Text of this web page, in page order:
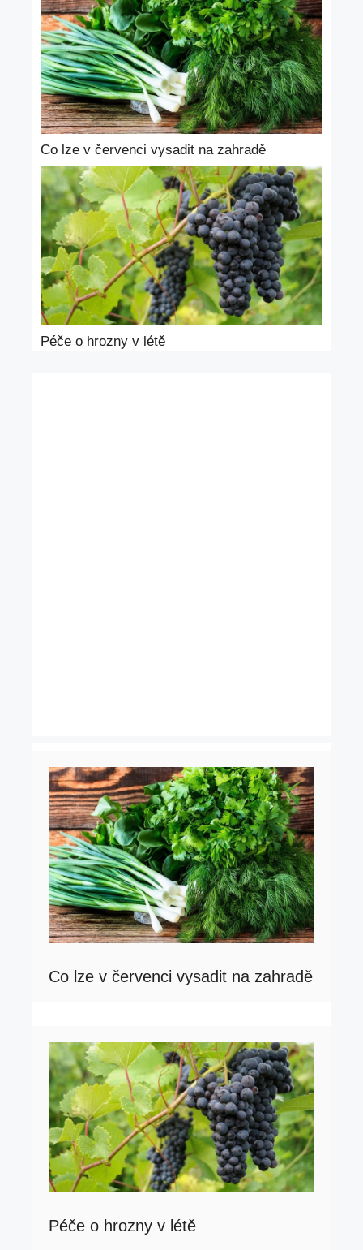
Co lze v červenci vysadit na zahradě
Péče o hrozny v létě
Co lze v červenci vysadit na zahradě
Péče o hrozny v létě